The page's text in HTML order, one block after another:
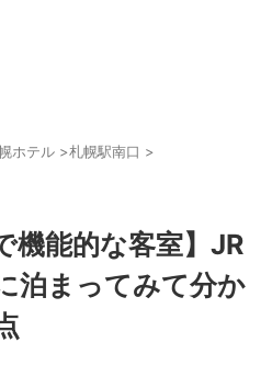
ホテル >札幌駅南口 >
機能的な客室】JR
泊まってみて分か